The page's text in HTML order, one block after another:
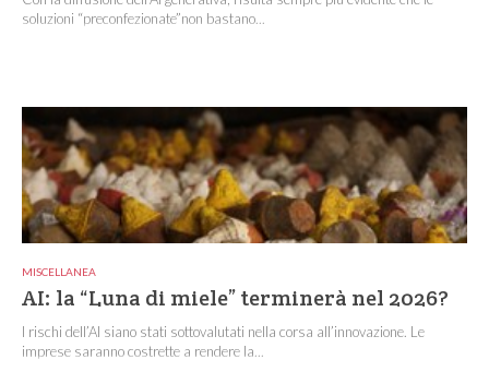
soluzioni “preconfezionate”non bastano...
MISCELLANEA
AI: la “Luna di miele” terminerà nel 2026?
I rischi dell’AI siano stati sottovalutati nella corsa all’innovazione. Le
imprese saranno costrette a rendere la...